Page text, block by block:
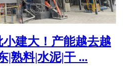
建大！产能越去越
|熟料|水泥|干 ...